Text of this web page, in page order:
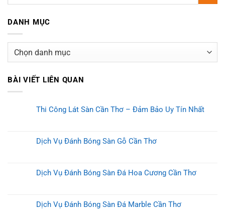
DANH MỤC
mục
BÀI VIẾT LIÊN QUAN
Thi Công Lát Sàn Cần Thơ – Đảm Bảo Uy Tín Nhất
Dịch Vụ Đánh Bóng Sàn Gỗ Cần Thơ
Dịch Vụ Đánh Bóng Sàn Đá Hoa Cương Cần Thơ
Dịch Vụ Đánh Bóng Sàn Đá Marble Cần Thơ